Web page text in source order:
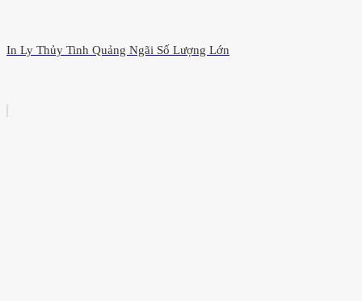
In Ly Thủy Tinh Quảng Ngãi Số Lượng Lớn